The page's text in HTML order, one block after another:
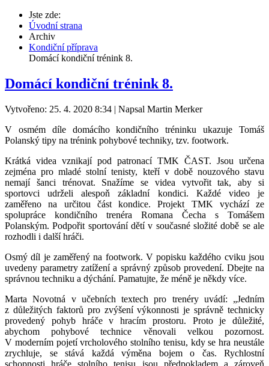
Jste zde:
Úvodní strana
Archiv
Kondiční příprava
Domácí kondiční trénink 8.
Domácí kondiční trénink 8.
Vytvořeno: 25. 4. 2020 8:34 | Napsal Martin Merker
V osmém díle domácího kondičního tréninku ukazuje Tomáš
Polanský tipy na trénink pohybové techniky, tzv. footwork.
Krátká videa vznikají pod patronací TMK ČAST. Jsou určena
zejména pro mladé stolní tenisty, kteří v době nouzového stavu
nemají šanci trénovat. Snažíme se videa vytvořit tak, aby si
sportovci udrželi alespoň základní kondici. Každé video je
zaměřeno na určitou část kondice. Projekt TMK vychází ze
spolupráce kondičního trenéra Romana Čecha s Tomášem
Polanským. Podpořit sportování dětí v současné složité době se ale
rozhodli i další hráči.
Osmý díl je zaměřený na footwork. V popisku každého cviku jsou
uvedeny parametry zatížení a správný způsob provedení. Dbejte na
správnou techniku a dýchání. Pamatujte, že méně je někdy více.
Marta Novotná v učebních textech pro trenéry uvádí: „Jedním
z důležitých faktorů pro zvýšení výkonnosti je správně technicky
provedený pohyb hráče v hracím prostoru. Proto je důležité,
abychom pohybové technice věnovali velkou pozornost.
V moderním pojetí vrcholového stolního tenisu, kdy se hra neustále
zrychluje, se stává každá výměna bojem o čas. Rychlostní
schopnosti hráče stolního tenisu jsou předpokladem a zároveň